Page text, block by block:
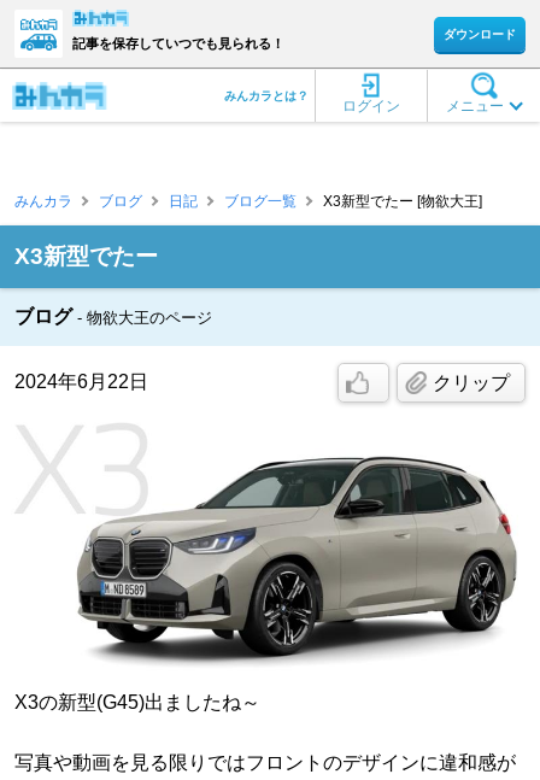
記事を保存していつでも見られる！
ダウンロード
メニュー
ログイン
みんカラとは？
みんカラ ブログ 日記 ブログ一覧 X3新型でたー [物欲大王]
X3新型でたー
ブログ 物欲大王のページ
2024年6月22日 クリップ
X3の新型(G45)出ましたね～
写真や動画を見る限りではフロントのデザインに違和感が